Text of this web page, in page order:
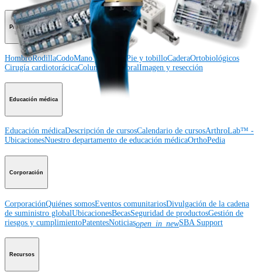
Producto
HombroRodillaCodoMano y muñecaPie y tobilloCaderaOrtobiológicos
Cirugía cardiotorácicaColumna vertebralImagen y resección
Educación médica
Educación médicaDescripción de cursosCalendario de cursosArthroLab™ -
UbicacionesNuestro departamento de educación médicaOrthoPedia
Corporación
CorporaciónQuiénes somosEventos comunitariosDivulgación de la cadena
de suministro globalUbicacionesBecasSeguridad de productosGestión de
riesgos y cumplimientoPatentesNoticiasopen_in_newSBA Support
Recursos